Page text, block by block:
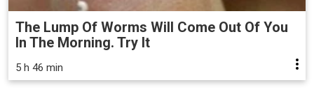
The Lump Of Worms Will Come Out Of You
In The Morning. Try It
5 h 46 min